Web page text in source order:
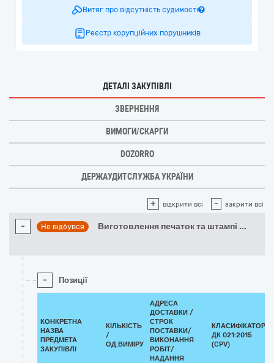
Витяг про відсутність судимості
Реєстр корупційних порушників
ДЕТАЛІ ЗАКУПІВЛІ
ЗВЕРНЕННЯ
ВИМОГИ/СКАРГИ
DOZORRO
ДЕРЖАУДИТСЛУЖБА УКРАЇНИ
+ відкрити всі - закрити всі
- Не відбувся Виготовлення печаток та штампі ...
- Позиції
КОНКРЕТНА
НАЗВА
ПРЕДМЕТА
ЗАКУПІВЛІ
КІЛЬКІСТЬ
/
ОД.ВИМІРУ
АДРЕСА
ДОСТАВКИ /
СТРОК
ПОСТАВКИ/
ВИКОНАННЯ
РОБІТ/
НАДАННЯ
КЛАСИФІКАТОР
ДК 021:2015
(CPV)